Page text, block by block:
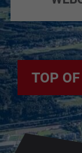
TOP